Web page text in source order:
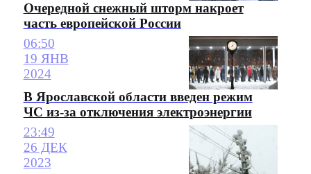
Очередной снежный шторм накроет
часть европейской России
06:50
19 ЯНВ
2024
В Ярославской области введен режим
ЧС из-за отключения электроэнергии
23:49
26 ДЕК
2023